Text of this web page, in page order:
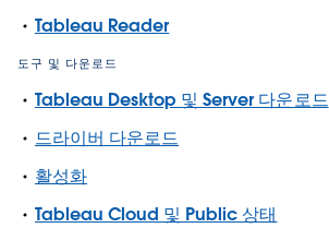
Tableau Reader
도구 및 다운로드
Tableau Desktop 및 Server 다운로드
드라이버 다운로드
활성화
Tableau Cloud 및 Public 상태